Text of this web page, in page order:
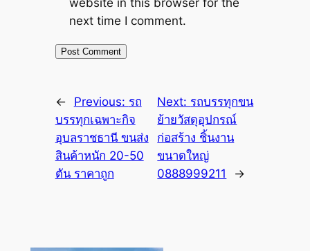
website in this browser for the
next time I comment.
← Previous: รถ
บรรทุกเฉพาะกิจ
อุบลราชธานี ขนส่ง
สินค้าหนัก 20-50
ตัน ราคาถูก
Next: รถบรรทุกขน
ย้ายวัสดุอุปกรณ์
ก่อสร้าง ชิ้นงาน
ขนาดใหญ่
0888999211
→